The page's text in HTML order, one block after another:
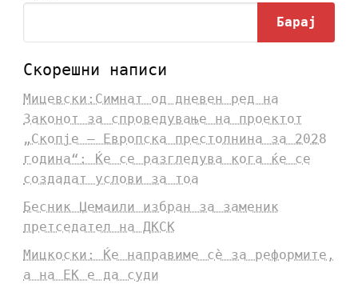
Барај
Скорешни написи
Мицевски:Симнат од дневен ред на
Законот за спроведување на проектот
„Скопје – Европска престолнина за 2028
година“: Ќе се разгледува кога ќе се
создадат услови за тоа
Бесник Џемаили избран за заменик
претседател на ДКСК
Мицкоски: Ќе направиме сè за реформите,
а на ЕК е да суди